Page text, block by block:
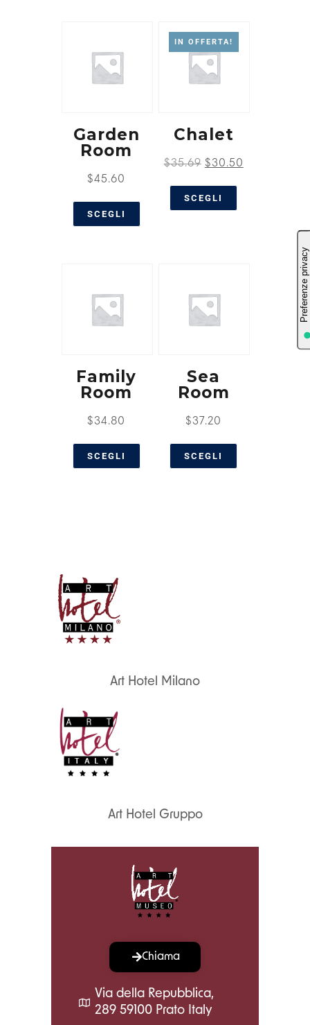
Garden
Room
$45.60
SCEGLI
IN OFFERTA!
Chalet
$35.69 $30.50
SCEGLI
Family
Room
$34.80
SCEGLI
Sea
Room
$37.20
SCEGLI
Art Hotel Milano
Art Hotel Gruppo
Chiama
Via della Repubblica,
289 59100 Prato Italy